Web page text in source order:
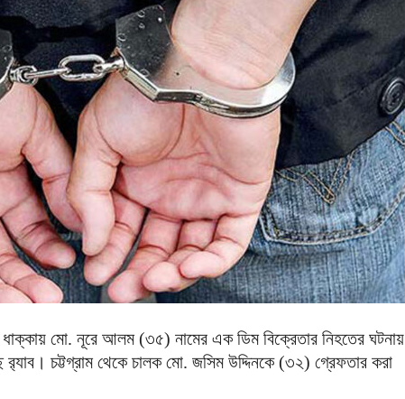
মো. নূরে আলম (৩৫) নামের এক ডিম বিক্রেতার নিহতের ঘটনায়
চট্টগ্রাম থেকে চালক মো. জসিম উদ্দিনকে (৩২) গ্রেফতার করা